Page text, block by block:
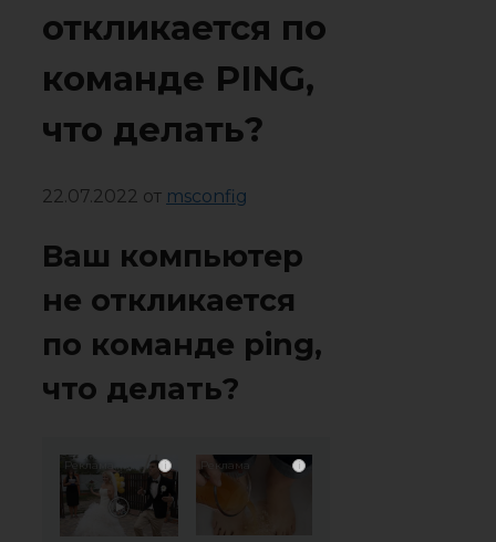
откликается по
команде PING,
что делать?
22.07.2022 от msconfig
Ваш компьютер
не откликается
по команде ping,
что делать?
i i